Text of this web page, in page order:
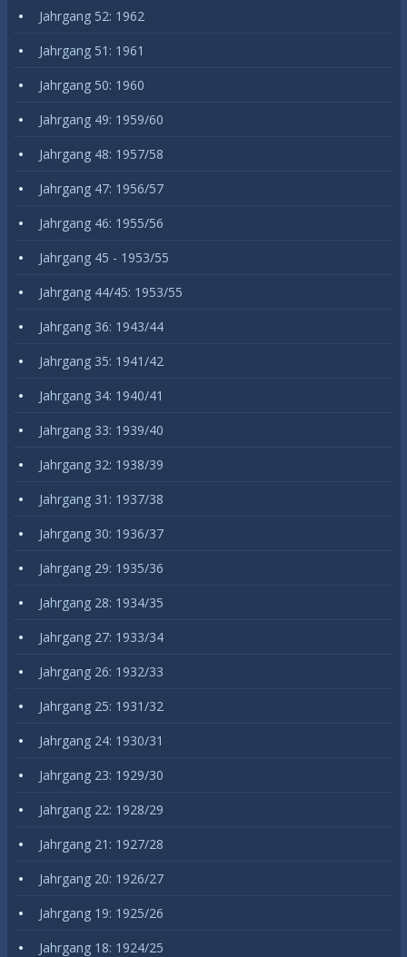
Jahrgang 52: 1962
Jahrgang 51: 1961
Jahrgang 50: 1960
Jahrgang 49: 1959/60
Jahrgang 48: 1957/58
Jahrgang 47: 1956/57
Jahrgang 46: 1955/56
Jahrgang 45 - 1953/55
Jahrgang 44/45: 1953/55
Jahrgang 36: 1943/44
Jahrgang 35: 1941/42
Jahrgang 34: 1940/41
Jahrgang 33: 1939/40
Jahrgang 32: 1938/39
Jahrgang 31: 1937/38
Jahrgang 30: 1936/37
Jahrgang 29: 1935/36
Jahrgang 28: 1934/35
Jahrgang 27: 1933/34
Jahrgang 26: 1932/33
Jahrgang 25: 1931/32
Jahrgang 24: 1930/31
Jahrgang 23: 1929/30
Jahrgang 22: 1928/29
Jahrgang 21: 1927/28
Jahrgang 20: 1926/27
Jahrgang 19: 1925/26
Jahrgang 18: 1924/25